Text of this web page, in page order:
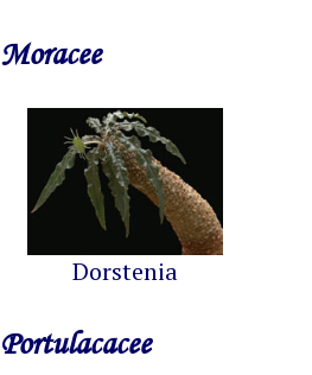
Moracee
Dorstenia
Portulacacee